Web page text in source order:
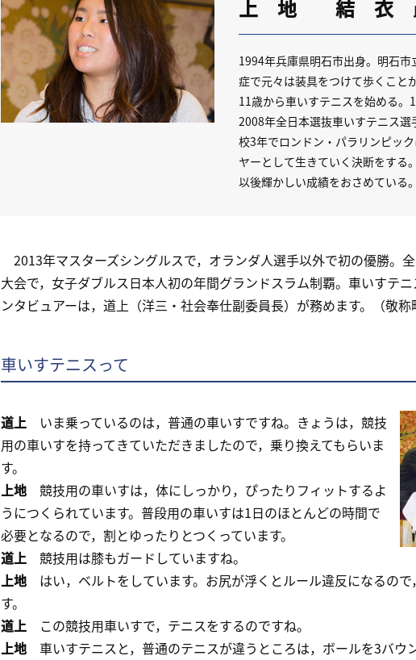
上 地 結 衣
1994年兵庫県明石市出身。明石
症で元々は装具をつけて歩くこと
11歳から車いすテニスを始める。
2008年全日本選抜車いすテニス
校3年でロンドン・パラリンピッ
ヤーとして生きていく決断をする
以後輝かしい成績をおさめている。
2013年マスターズシングルスで，オランダ人選手以外で初の優勝。
大会で，女子ダブルス日本人初の年間グランドスラム制覇。車いすテ
ンタビュアーは，道上（洋三・社会奉仕副委員長）が務めます。（敬称
車いすテニスって
道上 いま乗っているのは，普通の車いすですね。きょうは，競技
用の車いすを持ってきていただきましたので，乗り換えてもらいま
す。
上地 競技用の車いすは，体にしっかり，ぴったりフィットするよ
うにつくられています。普段用の車いすは1日のほとんどの時間で
必要となるので，割とゆったりとつくっています。
道上 競技用は膝もガードしていますね。
上地 はい，ベルトをしています。お尻が浮くとルール違反になるの
す。
道上 この競技用車いすで，テニスをするのですね。
上地 車いすテニスと，普通のテニスが違うところは，ボールを3バウ